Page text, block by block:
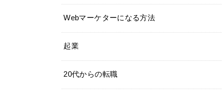
Webマーケターになる方法
起業
20代からの転職